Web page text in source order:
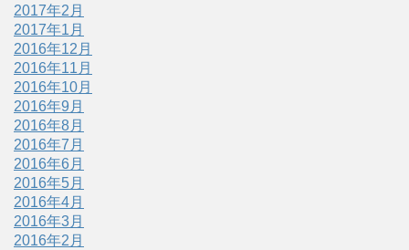
2017年2月
2017年1月
2016年12月
2016年11月
2016年10月
2016年9月
2016年8月
2016年7月
2016年6月
2016年5月
2016年4月
2016年3月
2016年2月